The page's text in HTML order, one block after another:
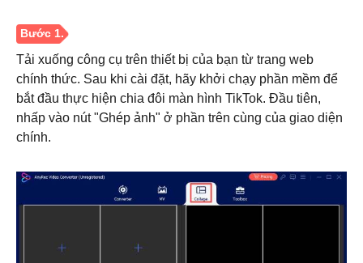
Tải xuống công cụ trên thiết bị của bạn từ trang web
chính thức. Sau khi cài đặt, hãy khởi chạy phần mềm để
bắt đầu thực hiện chia đôi màn hình TikTok. Đầu tiên,
nhấp vào nút "Ghép ảnh" ở phần trên cùng của giao diện
chính.